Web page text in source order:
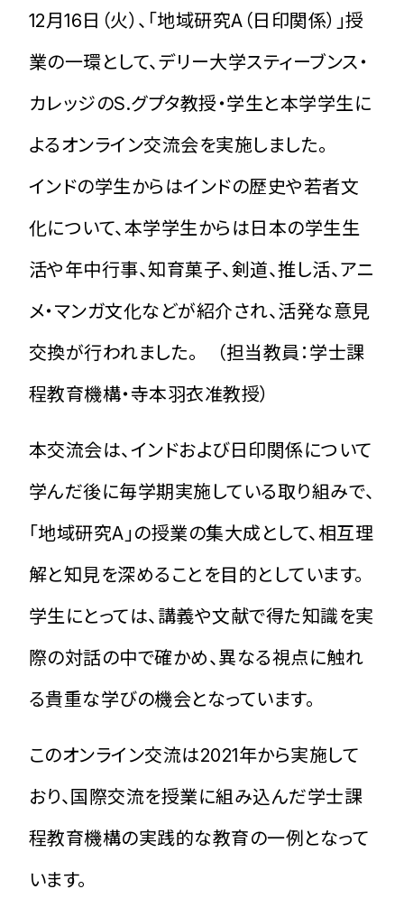
12月16日（火）、「地域研究A（日印関係）」授
業の一環として、デリー大学スティーブンス・
カレッジのS.グプタ教授・学生と本学学生に
よるオンライン交流会を実施しました。
インドの学生からはインドの歴史や若者文
化について、本学学生からは日本の学生生
活や年中行事、知育菓子、剣道、推し活、アニ
メ・マンガ文化などが紹介され、活発な意見
交換が行われました。
（担当教員：学士課
程教育機構・寺本羽衣准教授）
本交流会は、インドおよび日印関係について
学んだ後に毎学期実施している取り組みで、
「地域研究A」の授業の集大成として、相互理
解と知見を深めることを目的としています。
学生にとっては、講義や文献で得た知識を実
際の対話の中で確かめ、異なる視点に触れ
る貴重な学びの機会となっています。
このオンライン交流は2021年から実施して
おり、国際交流を授業に組み込んだ学士課
程教育機構の実践的な教育の一例となって
います。